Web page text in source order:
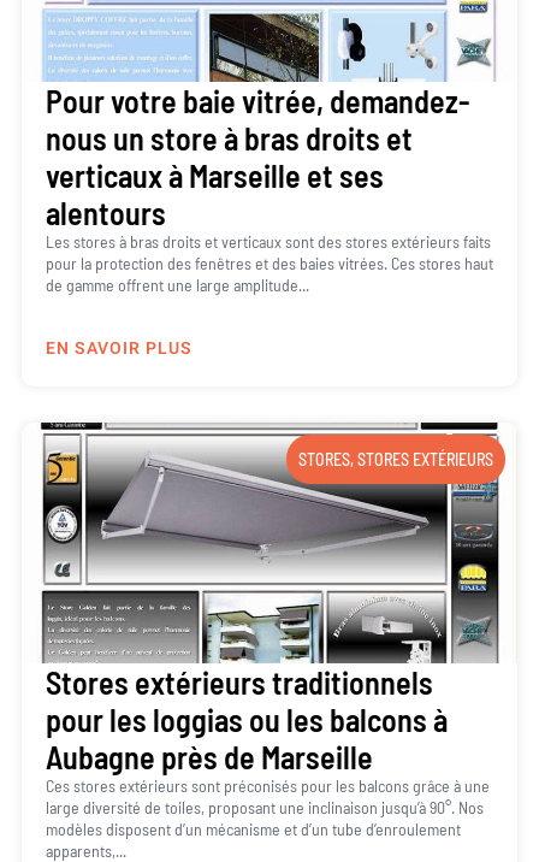
Pour votre baie vitrée, demandez-
nous un store à bras droits et
verticaux à Marseille et ses
alentours
Les stores à bras droits et verticaux sont des stores extérieurs faits
pour la protection des fenêtres et des baies vitrées. Ces stores haut
de gamme offrent une large amplitude...
EN SAVOIR PLUS
STORES,STORES EXTÉRIEURS
Stores extérieurs traditionnels
pour les loggias ou les balcons à
Aubagne près de Marseille
Ces stores extérieurs sont préconisés pour les balcons grâce à une
large diversité de toiles, proposant une inclinaison jusqu’à 90°. Nos
modèles disposent d’un mécanisme et d’un tube d’enroulement
apparents,...